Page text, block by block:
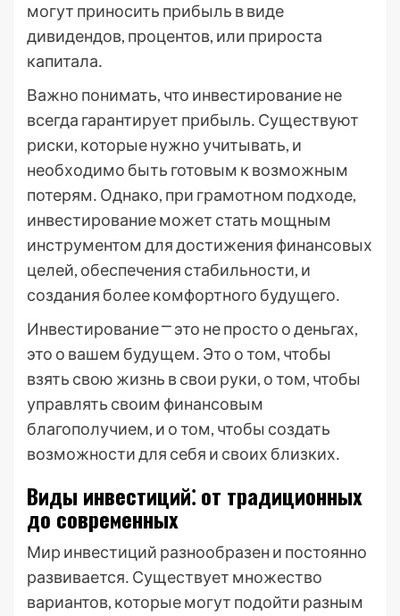
могут приносить прибыль в виде
дивидендов, процентов, или прироста
капитала․
Важно понимать, что инвестирование не
всегда гарантирует прибыль․ Существуют
риски, которые нужно учитывать, и
необходимо быть готовым к возможным
потерям․ Однако, при грамотном подходе,
инвестирование может стать мощным
инструментом для достижения финансовых
целей, обеспечения стабильности, и
создания более комфортного будущего․
Инвестирование ⎻ это не просто о деньгах,
это о вашем будущем․ Это о том, чтобы
взять свою жизнь в свои руки, о том, чтобы
управлять своим финансовым
благополучием, и о том, чтобы создать
возможности для себя и своих близких․
Виды инвестиций⁚ от традиционных
до современных
Мир инвестиций разнообразен и постоянно
развивается․ Существует множество
вариантов, которые могут подойти разным